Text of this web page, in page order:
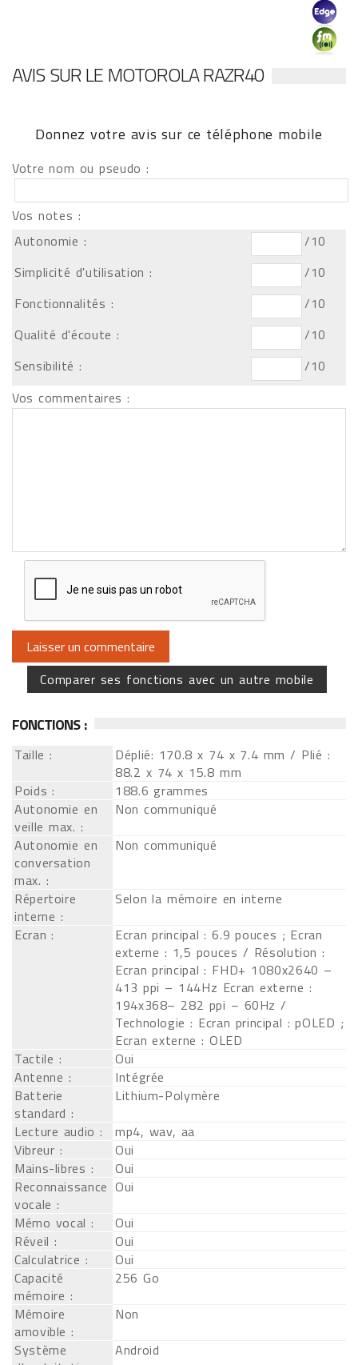
AVIS SUR LE MOTOROLA RAZR40
Donnez votre avis sur ce téléphone mobile
Votre nom ou pseudo :
Vos notes :
Autonomie :
/10
Simplicité d'utilisation :
/10
Fonctionnalités :
/10
Qualité d'écoute :
/10
Sensibilité :
/10
Vos commentaires :
Comparer ses fonctions avec un autre mobile
FONCTIONS :
Taille :
Déplié: 170.8 x 74 x 7.4 mm / Plié :
88.2 x 74 x 15.8 mm
Poids :
188.6 grammes
Autonomie en
veille max. :
Non communiqué
Autonomie en
conversation
max. :
Non communiqué
Répertoire
interne :
Selon la mémoire en interne
Ecran :
Ecran principal : 6.9 pouces ; Ecran
externe : 1,5 pouces / Résolution :
Ecran principal : FHD+ 1080x2640 –
413 ppi – 144Hz Ecran externe :
194x368– 282 ppi – 60Hz /
Technologie : Ecran principal : pOLED ;
Ecran externe : OLED
Tactile :
Oui
Antenne :
Intégrée
Batterie
standard :
Lithium-Polymère
Lecture audio :
mp4, wav, aa
Vibreur :
Oui
Mains-libres :
Oui
Reconnaissance
vocale :
Oui
Mémo vocal :
Oui
Réveil :
Oui
Calculatrice :
Oui
Capacité
mémoire :
256 Go
Mémoire
amovible :
Non
Système
Android